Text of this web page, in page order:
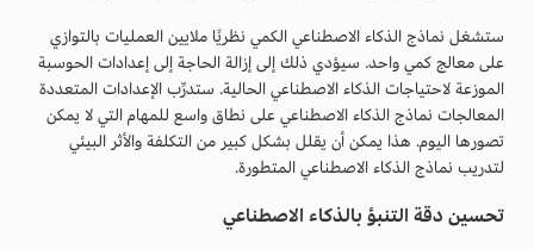
ستشغل نماذج الذكاء الاصطناعي الكمي نظريًا ملايين العمليات بالتوازي
على معالج كمي واحد. سيؤدي ذلك إلى إزالة الحاجة إلى إعدادات الحوسبة
الموزعة لاحتياجات الذكاء الاصطناعي الحالية. ستدرِّب الإعدادات المتعددة
المعالجات نماذج الذكاء الاصطناعي على نطاق واسع للمهام التي لا يمكن
تصورها اليوم. هذا يمكن أن يقلل بشكل كبير من التكلفة والأثر البيئي
لتدريب نماذج الذكاء الاصطناعي المتطورة.
تحسين دقة التنبؤ بالذكاء الاصطناعي